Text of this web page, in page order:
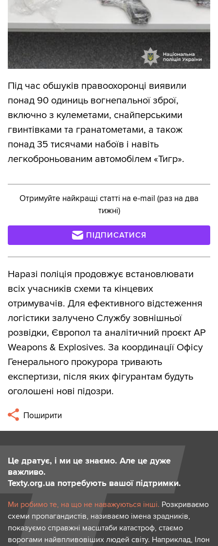
Під час обшуків правоохоронці виявили
понад 90 одиниць вогнепальної зброї,
включно з кулеметами, снайперськими
гвинтівками та гранатометами, а також
понад 35 тисячами набоїв і навіть
легкоброньованим автомобілем «Тигр».
Отримуйте найкращі статті на e-mail (раз на два
тижні)
ПІДПИСАТИСЯ
Наразі поліція продовжує встановлювати
всіх учасників схеми та кінцевих
отримувачів. Для ефективного відстеження
логістики залучено Службу зовнішньої
розвідки, Європол та аналітичний проєкт AP
Weapons & Explosives. За координації Офісу
Генерального прокурора тривають
експертизи, після яких фігурантам будуть
оголошені нові підозри.
Поширити
Це дратує, і ми це знаємо. Але це дуже
важливо.
Texty.org.ua потребують вашої підтримки.
Ми робимо те, на що не наважуються інші. Розкриваємо
схеми пропагандистів, називаємо імена зрадників,
показуємо справжні масштаби катастроф, стаємо
ворогами найвпливовіших людей світу. Наприклад, Ілон